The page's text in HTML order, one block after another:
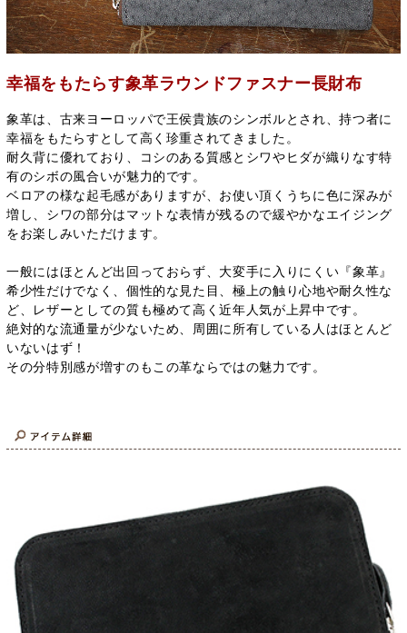
幸福をもたらす象革ラウンドファスナー長財布
象革は、古来ヨーロッパで王侯貴族のシンボルとされ、持つ者に
幸福をもたらすとして高く珍重されてきました。
耐久背に優れており、コシのある質感とシワやヒダが織りなす特
有のシボの風合いが魅力的です。
ベロアの様な起毛感がありますが、お使い頂くうちに色に深みが
増し、シワの部分はマットな表情が残るので緩やかなエイジング
をお楽しみいただけます。
一般にはほとんど出回っておらず、大変手に入りにくい『象革』
希少性だけでなく、個性的な見た目、極上の触り心地や耐久性な
ど、レザーとしての質も極めて高く近年人気が上昇中です。
絶対的な流通量が少ないため、周囲に所有している人はほとんど
いないはず！
その分特別感が増すのもこの革ならではの魅力です。